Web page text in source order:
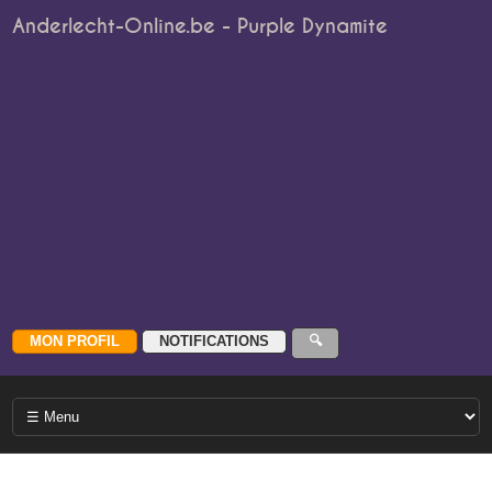
Anderlecht-Online.be - Purple Dynamite